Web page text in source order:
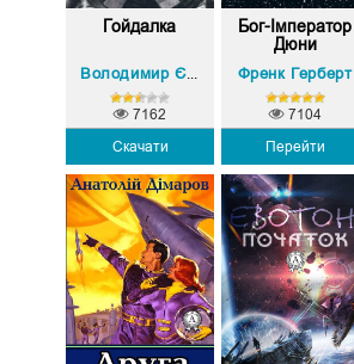
Гойдалка
Володимир Єшкілєв
Скачати
7162
Бог-Імператор
Дюни
Френк Герберт
Перейти
7104